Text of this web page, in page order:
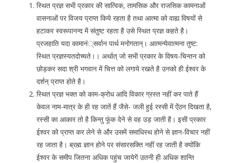
स्थित प्रज्ञ सभी प्रकार की सात्विक, तामसिक और राजसिक कामनाओं
वासनाओं पर विजय प्राप्त किये रहता है तथा आत्मा को वाह्य विषयों से
हटाकर स्वरूपानन्द में संतुष्ट रहता है उसे स्थित प्रज्ञ कहते है।
प्रजहाति यदा कामानं्सर्वान पार्थ मनोगतान्। आत्मन्येवात्मना तुष्ट:
स्थित प्रज्ञस्यतदोच्यते।। अर्थात् जो सभी प्रकार के विषय-चिन्तन को
छोड़कर सदा श्री भगवान में चित्त को लगाये रखते है उनको ही ईश्वर के
दर्शन् प्राप्त होते है।
स्थित प्रज्ञ भक्त को काम-क्रोध आदि विकार ग्रस्त नहीं कर पाते हैं
केवल नाम-मात्र के ही रह जातें हैं जैसे- जली हुई रस्सी में ऐंठन दिखता है,
रस्सी का आकार तो है किन्तु फूंक देने से वह उड़ जाती है। इसी प्रकार
ईश्वर को प्राप्त कर लेने से और उसमें समाधिस्थ होने से ज्ञान-विचार नहीं
रह जाता है। ब्रह्म ज्ञान होने पर संसारसक्ति नहीं रह जाती है क्योंकि
ईश्वर के समीप जितना अधिक पहुंच जायेगें उतनी ही अधिक शान्ति